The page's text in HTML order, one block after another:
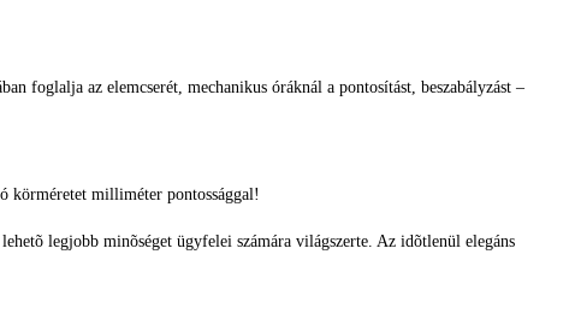
foglalja az elemcserét, mechanikus óráknál a pontosítást, beszabályzást –
körméretet milliméter pontossággal!
legjobb minõséget ügyfelei számára világszerte. Az idõtlenül elegáns